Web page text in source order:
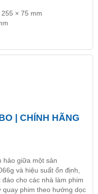
× 75 mm
| CHÍNH HÃNG
hảo giữa một sản
và hiệu suất ổn định,
cho các nhà làm phim
quay phim theo hướng dọc